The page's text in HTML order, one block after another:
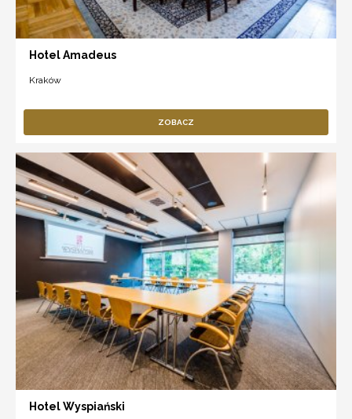
Hotel Amadeus
Kraków
ZOBACZ
Hotel Wyspiański